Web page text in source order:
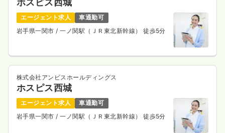
ホスピス西城
エージェント求人
車通勤可
岩手県一関市 / 一ノ関駅（ＪＲ東北新幹線） 徒歩5分
株式会社アンビスホールディングス
ホスピス西城
エージェント求人
車通勤可
岩手県一関市 / 一ノ関駅（ＪＲ東北新幹線） 徒歩5分